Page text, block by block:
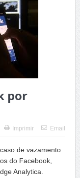
por
Imprimir Email
de vazamento
do Facebook,
Analytica.